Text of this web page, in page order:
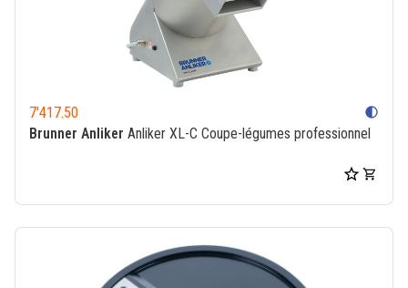
7'417.50 contrast
Brunner Anliker Anliker XL-C Coupe-légumes professionnel